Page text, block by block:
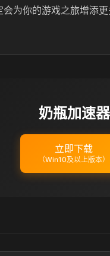
为你的游戏之旅增添更
奶瓶加速
立即下载
（Win10及以上版本）